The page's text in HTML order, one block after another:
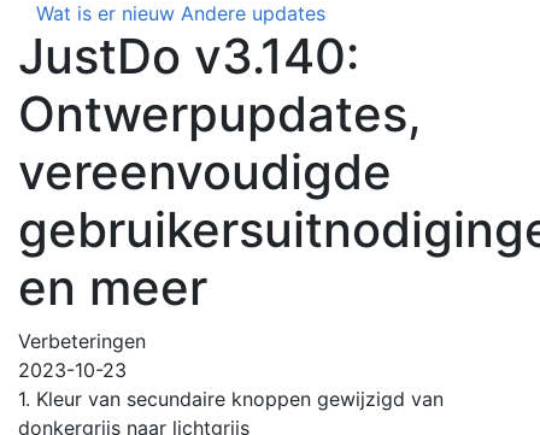
Wat is er nieuw Andere updates
JustDo v3.140:
Ontwerpupdates,
vereenvoudigde
en meer
Verbeteringen
2023-10-23
1. Kleur van secundaire knoppen gewijzigd van
donkergrijs naar lichtgrijs